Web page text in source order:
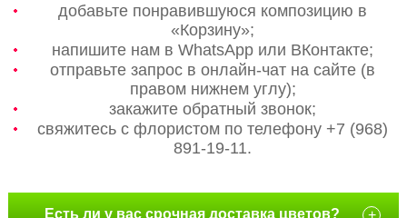
добавьте понравившуюся композицию в
«Корзину»;
напишите нам в WhatsApp или ВКонтакте;
отправьте запрос в онлайн-чат на сайте (в
правом нижнем углу);
закажите обратный звонок;
свяжитесь с флористом по телефону +7 (968)
891-19-11.
Есть ли у вас срочная доставка цветов? +